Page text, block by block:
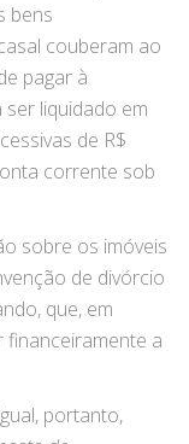
bens
couberam ao
pagar à
ser liquidado em
de R$
corrente sob
sobre os imóveis
de divórcio
que, em
a
portanto,